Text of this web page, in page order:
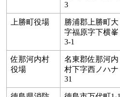
3
上勝町役場
勝浦郡上勝町大
字福原字下横峯
3-1
佐那河内村
役場
名東郡佐那河内
村下字西ノハナ
31